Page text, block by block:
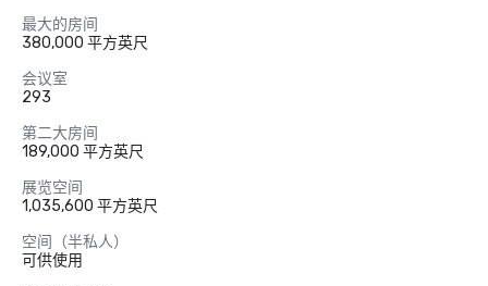
最大的房间
380,000 平方英尺
会议室
293
第二大房间
189,000 平方英尺
展览空间
1,035,600 平方英尺
空间（半私人）
可供使用